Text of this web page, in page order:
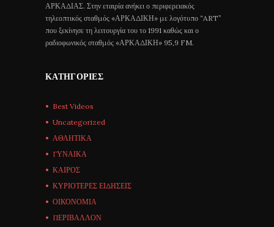
ΑΡΚΑΔΙΑΣ. Στην εταιρία ανήκει ο περιφερειακός
τηλεοπτικός σταθμός «ΑΡΚΑΔΙΚΗ» με λογότυπο “ART”
που ξεκίνησε τη λειτουργία του το 1991 καθώς και ο
ραδιοφωνικός σταθμός «ΑΡΚΑΔΙΚΗ» 95,9 FM.
ΚΑΤΗΓΟΡΊΕΣ
Best Videos
Uncategorized
ΑΘΛΗΤΙΚΑ
ΓΥΝΑΙΚΑ
ΚΑΙΡΟΣ
ΚΥΡΙΟΤΕΡΕΣ ΕΙΔΗΣΕΙΣ
ΟΙΚΟΝΟΜΙΑ
ΠΕΡΙΒΑΛΛΟΝ